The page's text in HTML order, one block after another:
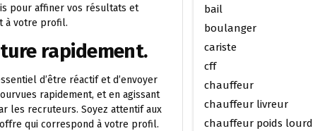
pour affiner vos résultats et
à votre profil.
rapidement.
d’être réactif et d’envoyer
rapidement, et en agissant
les recruteurs. Soyez attentif aux
qui correspond à votre profil.
bail
boulanger
cariste
cff
chauffeur
chauffeur livreur
chauffeur poids lourd